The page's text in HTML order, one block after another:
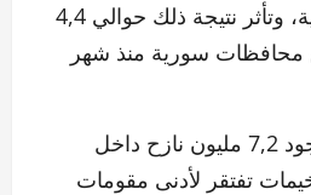
لخدمات الرعاية الصحية، وتأثر نتيجة ذلك حوالي 4,4
سورية منذ شهر
تشير التقديرات إلى وجود 7,2 مليون نازح داخل
تفتقر لأدنى مقومات